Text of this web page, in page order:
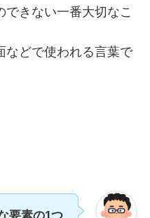
できない一番大切なこ
などで使われる言葉で